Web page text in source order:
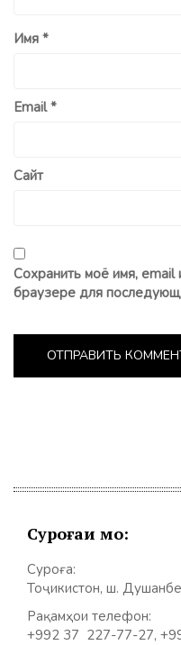
Имя *
Email*
Сайт
Сохранить моё имя, email
браузере для
Суроғаи мо:
Суроға:
Тоҷикистон, ш.
Рақамҳои телефон:
+992 37 227-77-27,